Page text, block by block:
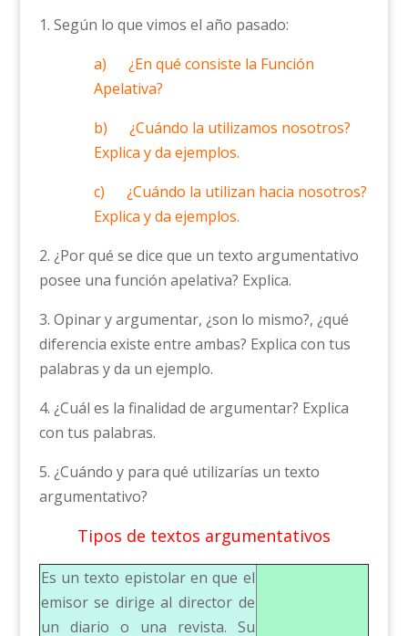
1. Según lo que vimos el año pasado:
a) ¿En qué consiste la Función
Apelativa?
b) ¿Cuándo la utilizamos nosotros?
Explica y da ejemplos.
c) ¿Cuándo la utilizan hacia nosotros?
Explica y da ejemplos.
2. ¿Por qué se dice que un texto argumentativo
posee una función apelativa? Explica.
3. Opinar y argumentar, ¿son lo mismo?, ¿qué
diferencia existe entre ambas? Explica con tus
palabras y da un ejemplo.
4. ¿Cuál es la finalidad de argumentar? Explica
con tus palabras.
5. ¿Cuándo y para qué utilizarías un texto
argumentativo?
Tipos de textos argumentativos
Es un texto epistolar en que el
emisor se dirige al director de
un diario o una revista. Su